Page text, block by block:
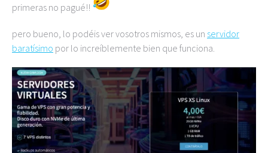
primeras no pagué!!
pero bueno, lo podéis ver vosotros mismos, es un servidor
baratísimo por lo increíblemente bien que funciona.